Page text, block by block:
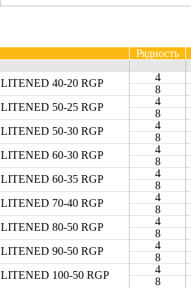
Рядность
LITENED 40-20 RGP
4
8
LITENED 50-25 RGP
4
8
LITENED 50-30 RGP
4
8
LITENED 60-30 RGP
4
8
LITENED 60-35 RGP
4
8
LITENED 70-40 RGP
4
8
LITENED 80-50 RGP
4
8
LITENED 90-50 RGP
4
8
LITENED 100‑50 RGP
4
8